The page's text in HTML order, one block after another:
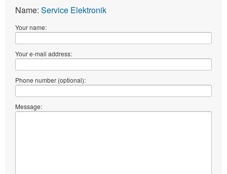
Name: Service Elektronik
Your name:
Your e-mail address:
Phone number (optional):
Message: